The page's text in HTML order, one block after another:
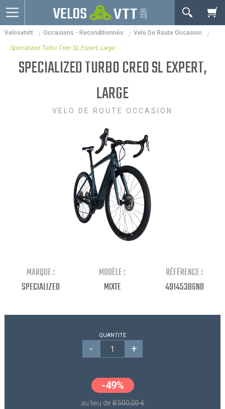
OK
Connexion / inscription
VTT
Vélos urbains & Fitness
Occasions - Reconditionnés
Votre Panier Est Désert
Votre panier est là pour vous servir. Donnez-lui un
but ! C'est un lieu temporaire où est stockée une
liste de vos produits et où se reflète le prix le plus
récent...
Continuer mes achats
Velosetvtt Occasions - Reconditionnés Velo De Route Occasion
Specialized Turbo Creo SL Expert, Large
SPECIALIZED TURBO CREO SL EXPERT,
LARGE
VELO DE ROUTE OCCASION
MARQUE :
SPECIALIZED
MODÈLE :
MIXTE
RÉFÉRENCE :
49145386ND
QUANTITE
- +
-49%
au lieu de8 500,00 €